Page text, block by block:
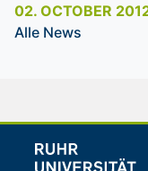
02. OCTOBER
Alle News